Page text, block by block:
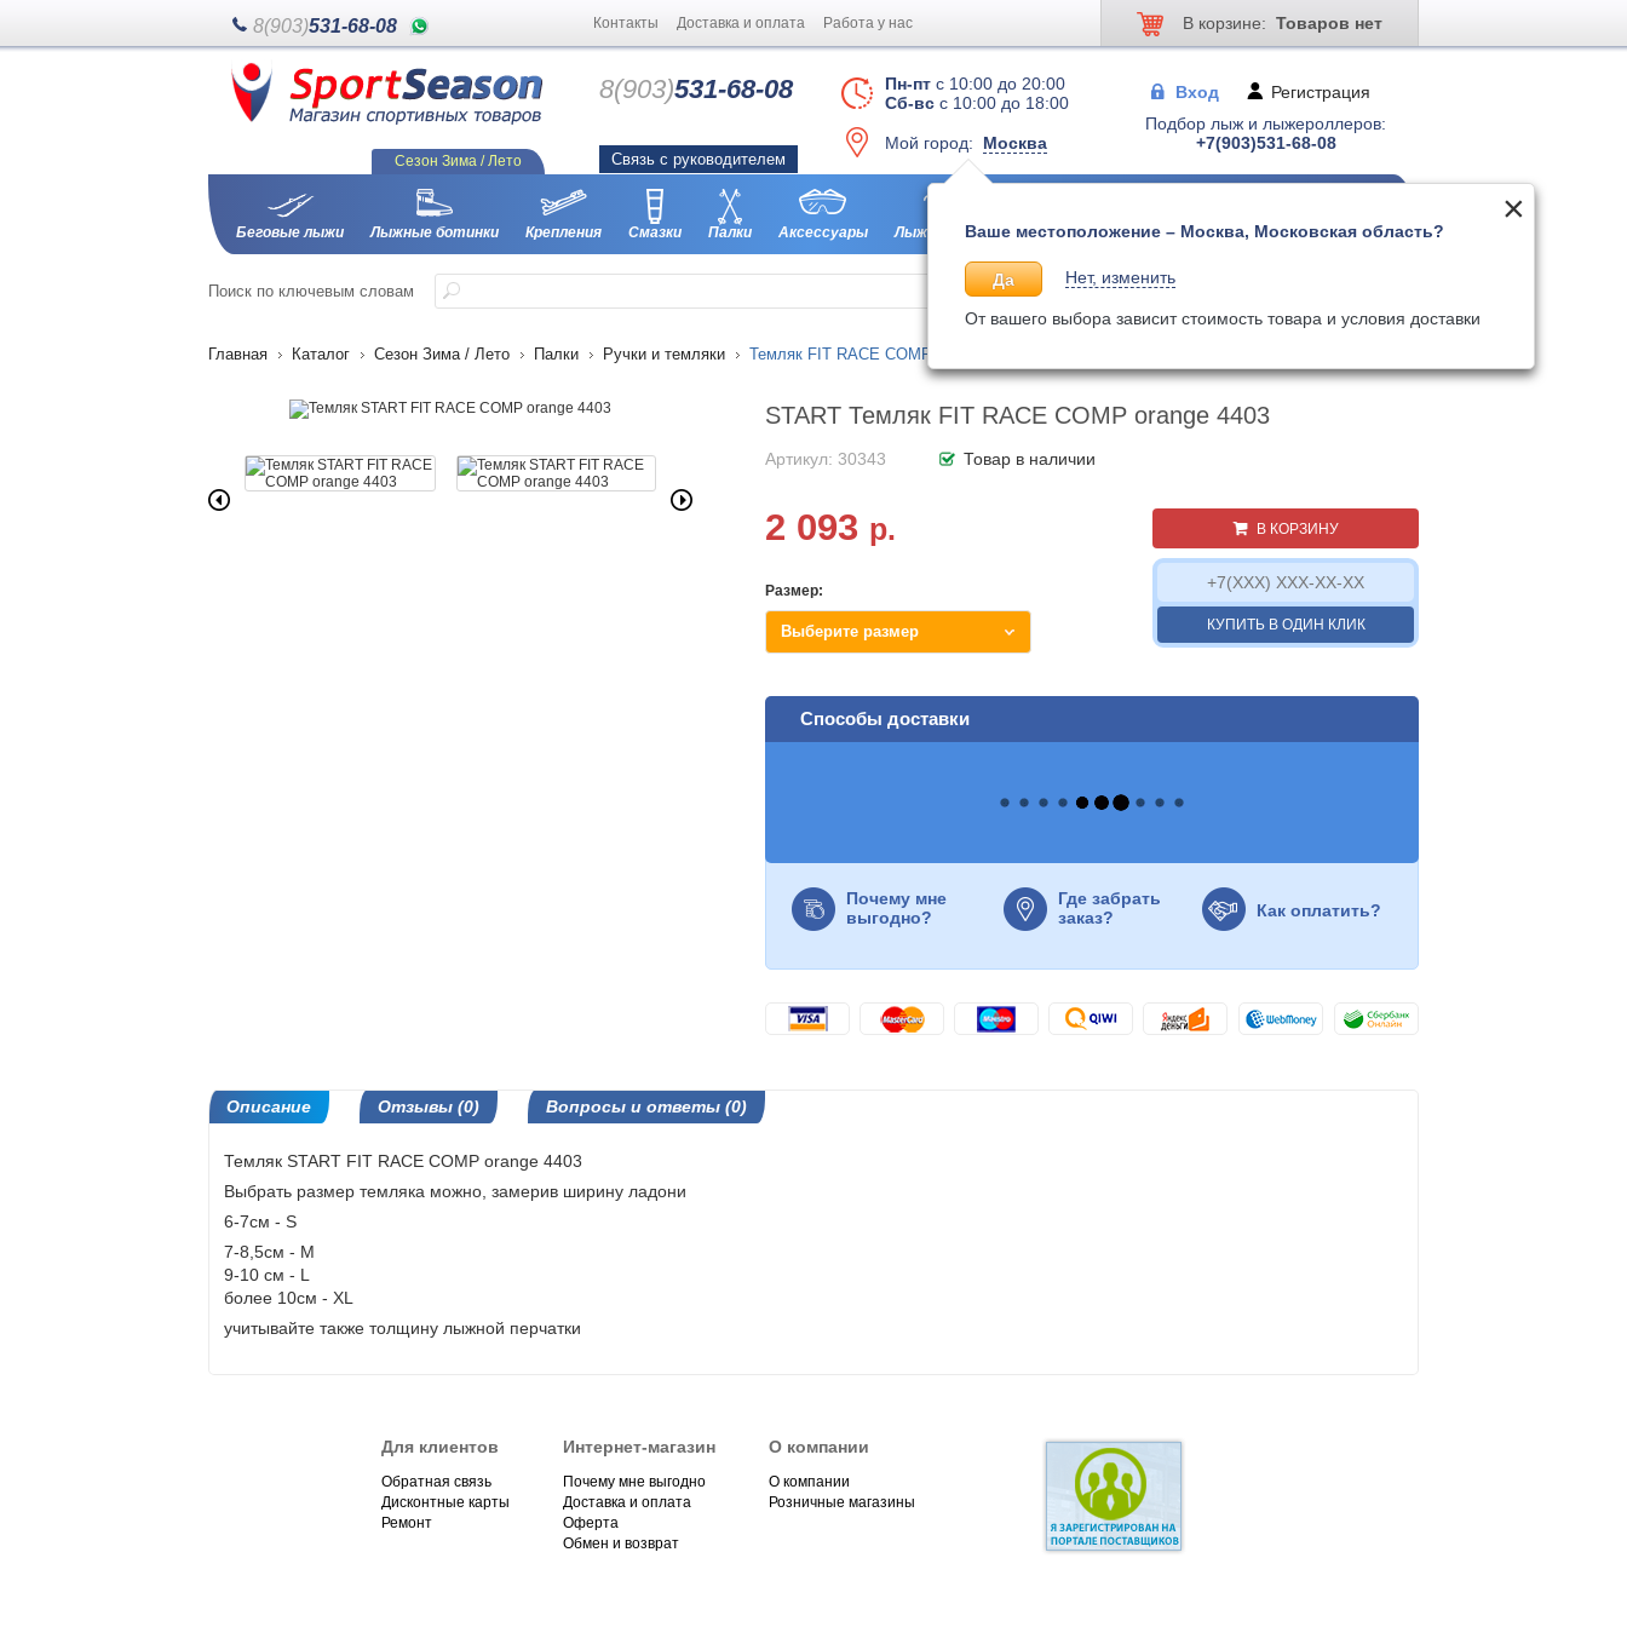
8(903)531-68-08 Контакты Доставка и оплата Работа у нас В корзине: Товаров нет
8(903)531-68-08 Пн-пт с 10:00 до 20:00
Сб-вс с 10:00 до 18:00
Мой город: Москва
Ваше местоположение – Москва, Московская область?
Да Нет, изменить
От вашего выбора зависит стоимость товара и условия доставки
Вход Регистрация
Связь с руководителем
Подбор лыж и лыжероллеров:
+7(903)531-68-08
Сезон Зима / Лето
Беговые лыжи Лыжные ботинки Крепления Смазки Палки Аксессуары Лыжероллеры Ботинки для лыжер-ов Палки для лыжер-ов
Поиск по ключевым словам Поиск
Главная Каталог Сезон Зима / Лето Палки Ручки и темляки Темляк FIT RACE COMP orange 4403
START Темляк FIT RACE COMP orange 4403
Артикул: 30343 Товар в наличии
2 093 р.
Размер:
Выберите размер
В КОРЗИНУ
КУПИТЬ В ОДИН КЛИК
Способы доставки
Почему мне
выгодно?
Где забрать
заказ?
Как оплатить?
Описание Отзывы (0) Вопросы и ответы (0)
Темляк START FIT RACE COMP orange 4403
Выбрать размер темляка можно, замерив ширину ладони
6-7см - S
7-8,5см - М
9-10 см - L
более 10см - XL
учитывайте также толщину лыжной перчатки
Для клиентов
Обратная связь
Дисконтные карты
Ремонт
Интернет-магазин
Почему мне выгодно
Доставка и оплата
Оферта
Обмен и возврат
О компании
О компании
Розничные магазины